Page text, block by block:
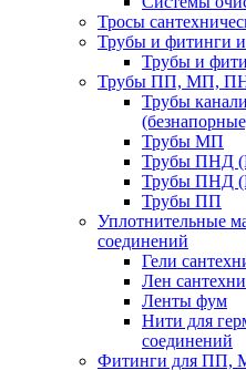
Тросы
Трубы и фитинги
Трубы и
Трубы ПП, МП,
Трубы
Трубы МП
Трубы ПНД
Трубы ПНД
Трубы ПП
Уплотнительные
соединений
Гели
Лен
Ленты фум
Нити для
соединений
Фитинги для ПП,